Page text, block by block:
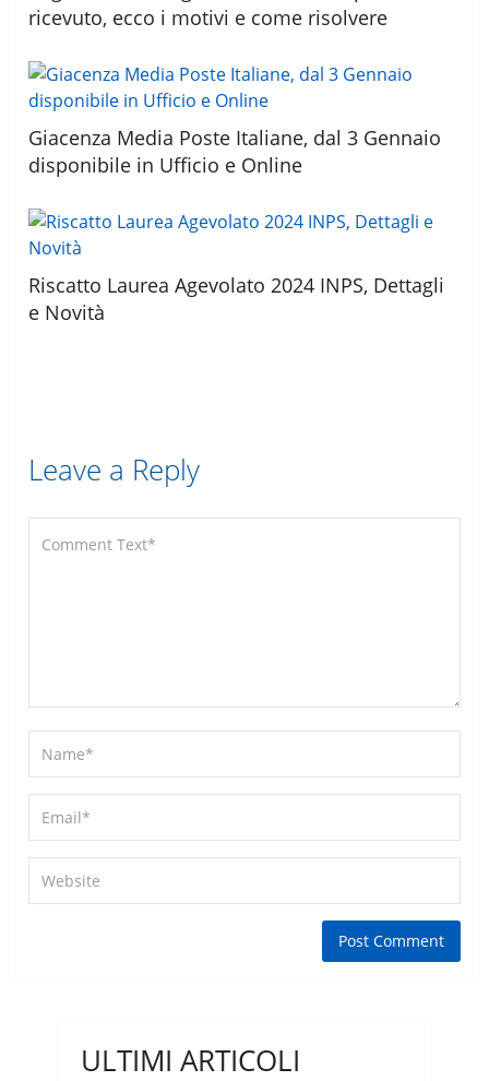
ricevuto, ecco i motivi e come risolvere
Giacenza Media Poste Italiane, dal 3 Gennaio
disponibile in Ufficio e Online
Riscatto Laurea Agevolato 2024 INPS, Dettagli
e Novità
Leave a Reply
ULTIMI ARTICOLI